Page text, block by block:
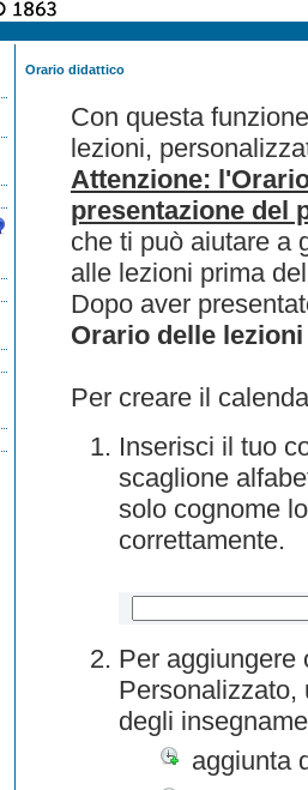
Orario didattico
Con questa
lezioni,
Attenzione:
presentazione del
che ti può aiutare a
alle lezioni prima
Dopo aver
Orario delle lezioni
Per creare il
Inserisci il tuo
scaglione
solo cognome
correttamente.
Per aggiungere
Personalizzato,
degli
aggiunta